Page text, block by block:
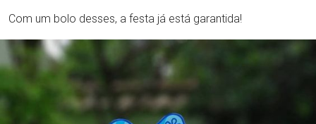
Com um bolo desses, a festa já está garantida!